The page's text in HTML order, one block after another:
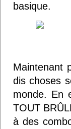
basique.
Maintenant
dis choses
monde. En
TOUT
à des